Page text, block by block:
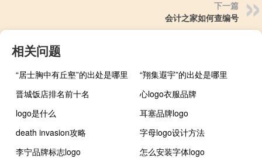
下一篇
会计之家如何查编号
相关问题
“居士胸中有丘壑”的出处是哪里
“翔集遐宇”的出处是哪里
晋城饭店排名前十名
心logo衣服品牌
logo是什么
耳塞品牌logo
death invasion攻略
字母logo设计方法
李宁品牌标志logo
怎么安装字体logo